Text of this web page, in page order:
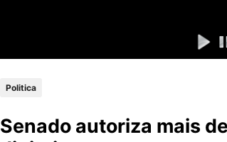
Politica
Senado autoriza mais